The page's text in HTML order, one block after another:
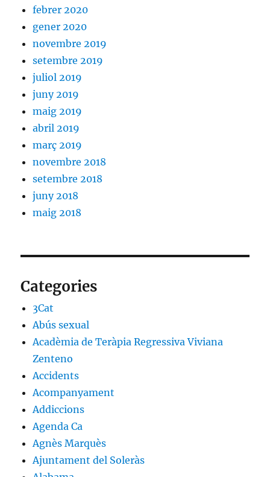
febrer 2020
gener 2020
novembre 2019
setembre 2019
juliol 2019
juny 2019
maig 2019
abril 2019
març 2019
novembre 2018
setembre 2018
juny 2018
maig 2018
Categories
3Cat
Abús sexual
Acadèmia de Teràpia Regressiva Viviana
Zenteno
Accidents
Acompanyament
Addiccions
Agenda Ca
Agnès Marquès
Ajuntament del Soleràs